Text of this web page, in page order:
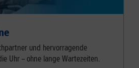
und hervorragende
Uhr – ohne lange Wartezeiten.